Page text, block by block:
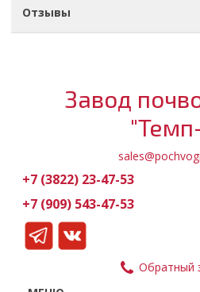
Отзывы
Завод
+7 (3822) 23-47-53
+7 (909) 543-47-53
Обратный